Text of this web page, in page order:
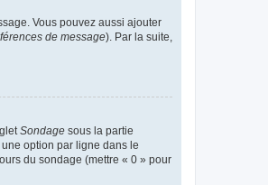
Vous pouvez aussi ajouter
de message). Par la suite,
Sondage sous la partie
option par ligne dans le
du sondage (mettre « 0 » pour